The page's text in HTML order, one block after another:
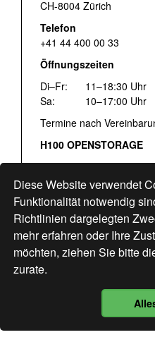
Diese Website verwendet
Funktionalität notwendig
Richtlinien dargelegten
mehr erfahren oder Ihre
möchten, ziehen Sie bitte
zurate.
CH-8004 Zürich
Telefon
+41 44 400 00 33
Öffnungszeiten
Di–Fr:
11–18:30 Uhr
Sa:
10–17:00 Uhr
Termine nach
H100 OPENSTORAGE
Fr:
16:00–18:30 Uhr
Sa: 12:00–17:00 Uhr
Hohlstrasse 122
www.bogen33.ch